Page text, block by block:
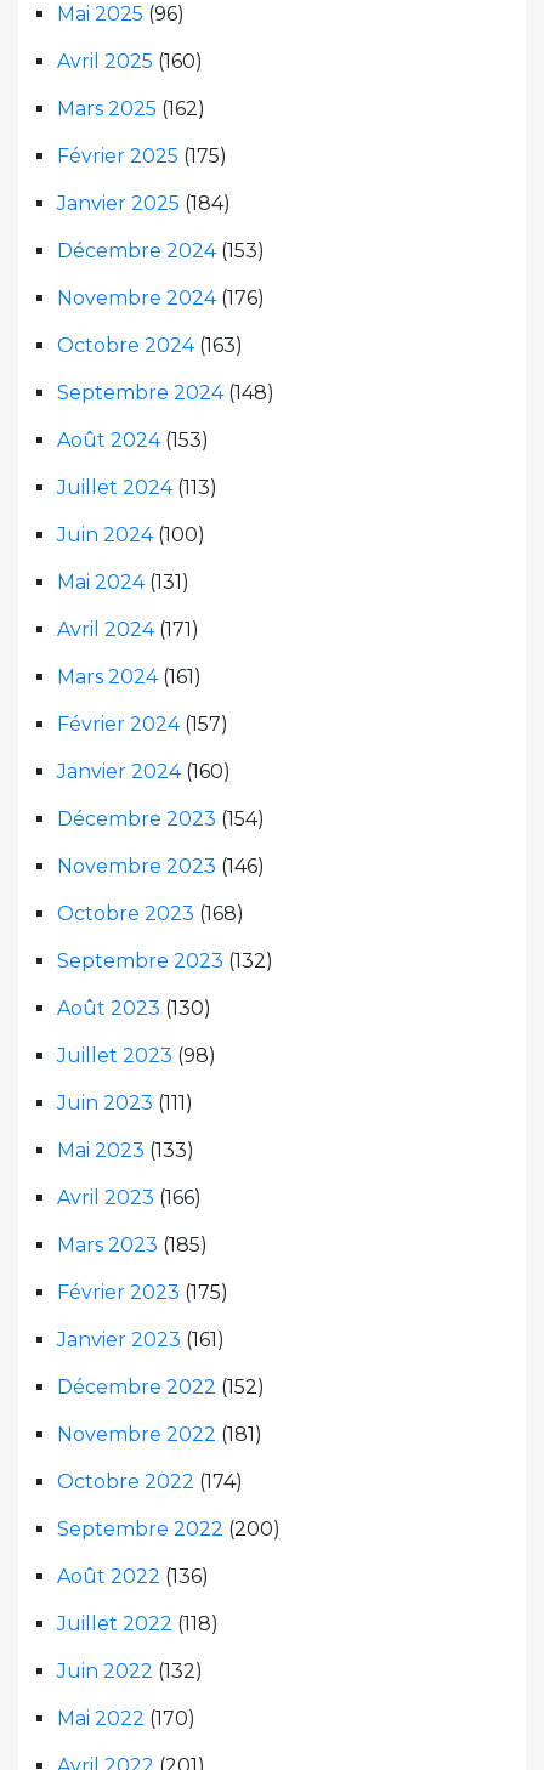
Mai 2025 (96)
Avril 2025 (160)
Mars 2025 (162)
Février 2025 (175)
Janvier 2025 (184)
Décembre 2024(153)
Novembre 2024(176)
Octobre 2024(163)
Septembre 2024(148)
Août 2024(153)
Juillet 2024(113)
Juin 2024(100)
Mai 2024(131)
Avril 2024(171)
Mars 2024(161)
Février 2024(157)
Janvier 2024(160)
Décembre 2023 (154)
Novembre 2023 (146)
Octobre 2023 (168)
Septembre 2023 (132)
Août 2023 (130)
Juillet 2023 (98)
Juin 2023 (111)
Mai 2023 (133)
Avril 2023 (166)
Mars 2023 (185)
Février 2023 (175)
Janvier 2023 (161)
Décembre 2022 (152)
Novembre 2022 (181)
Octobre 2022 (174)
Septembre 2022 (200)
Août 2022 (136)
Juillet 2022 (118)
Juin 2022 (132)
Mai 2022 (170)